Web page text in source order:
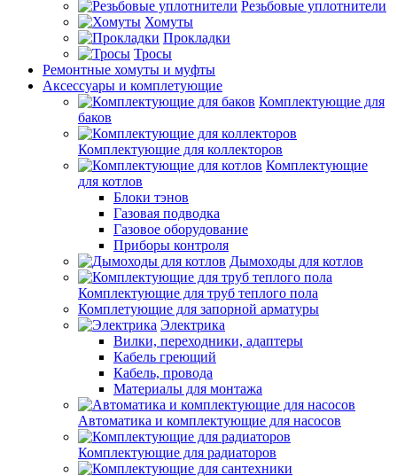
Резьбовые уплотнители
Хомуты
Прокладки
Тросы
Ремонтные хомуты и муфты
Аксессуары и комплетующие
Комплектующие для
баков
Комплектующие для коллекторов
Комплектующие
для котлов
Блоки тэнов
Газовая подводка
Газовое оборудование
Приборы контроля
Дымоходы для котлов
Комплектующие для труб теплого пола
Комплетующие для запорной арматуры
Электрика
Вилки, переходники, адаптеры
Кабель греющий
Кабель, провода
Материалы для монтажа
Автоматика и комплектующие для насосов
Комплектующие для радиаторов